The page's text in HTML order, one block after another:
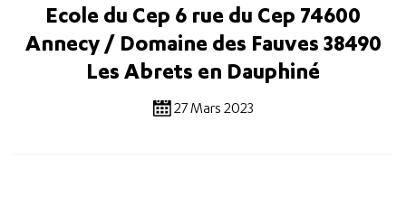
Ecole du Cep 6 rue du Cep 74600
Annecy / Domaine des Fauves 38490
Les Abrets en Dauphiné
27 Mars 2023